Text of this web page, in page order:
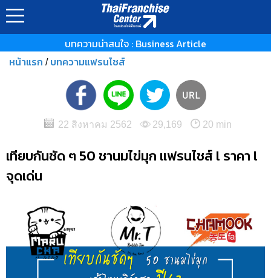
บทความน่าสนใจ : Business Article
หน้าแรก / บทความแฟรนไชส์
22 สิงหาคม 2562 29,169 20 min
เทียบกันชัด ๆ 50 ชานมไข่มุก แฟรนไชส์ l ราคา l
จุดเด่น